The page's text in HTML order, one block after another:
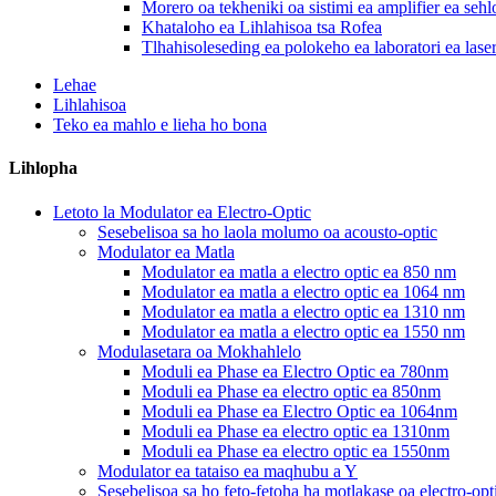
Morero oa tekheniki oa sistimi ea amplifier ea
Khataloho ea Lihlahisoa tsa Rofea
Tlhahisoleseding ea polokeho ea laboratori ea laser
Lehae
Lihlahisoa
Teko ea mahlo e lieha ho bona
Lihlopha
Letoto la Modulator ea Electro-Optic
Sesebelisoa sa ho laola molumo oa acousto-optic
Modulator ea Matla
Modulator ea matla a electro optic ea 850 nm
Modulator ea matla a electro optic ea 1064 nm
Modulator ea matla a electro optic ea 1310 nm
Modulator ea matla a electro optic ea 1550 nm
Modulasetara oa Mokhahlelo
Moduli ea Phase ea Electro Optic ea 780nm
Moduli ea Phase ea electro optic ea 850nm
Moduli ea Phase ea Electro Optic ea 1064nm
Moduli ea Phase ea electro optic ea 1310nm
Moduli ea Phase ea electro optic ea 1550nm
Modulator ea tataiso ea maqhubu a Y
Sesebelisoa sa ho feto-fetoha ha motlakase oa electro-